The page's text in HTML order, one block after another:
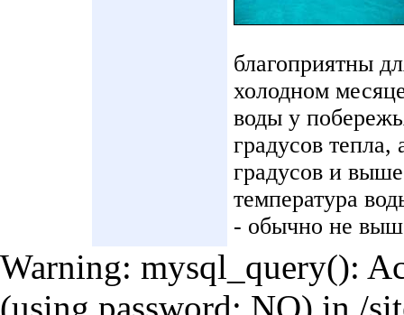
благоприятны
холодном
воды у
градусов тепла,
градусов и
температура
- обычно не
Warning: mysql_query():